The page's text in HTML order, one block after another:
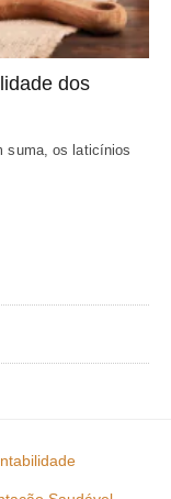
dos
suma, os laticínios